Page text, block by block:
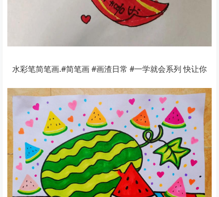
水彩笔简笔画.#简笔画 #画渣日常 #一学就会系列 快让你